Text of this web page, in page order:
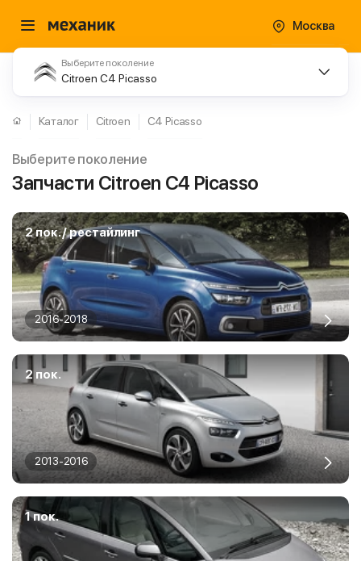
Москва
Выберите поколение
Citroen C4 Picasso
Каталог Citroen C4 Picasso
Выберите поколение
Запчасти Citroen C4 Picasso
2 пок. / рестайлинг
2016-2018
2 пок.
2013-2016
1 пок.